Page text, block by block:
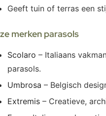
Geeft tuin of terras een
merken parasols
Scolaro – Italiaans
parasols.
Umbrosa – Belgisch
Extremis – Creatieve,